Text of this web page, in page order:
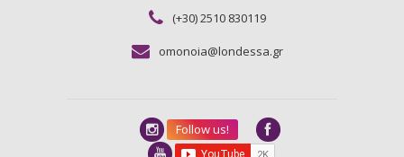
(+30) 2510 830119
omonoia@londessa.gr
Follow us!